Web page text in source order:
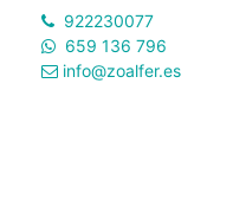
922230077
659 136 796
info@zoalfer.es